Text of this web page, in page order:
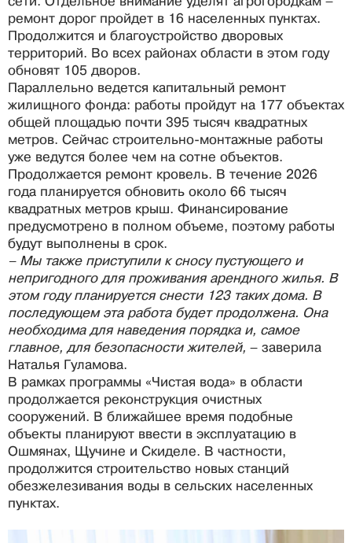
ремонт дорог пройдет в 16 населенных пунктах.
Продолжится и благоустройство дворовых
территорий. Во всех районах области в этом году
обновят 105 дворов.
Параллельно ведется капитальный ремонт
жилищного фонда: работы пройдут на 177 объектах
общей площадью почти 395 тысяч квадратных
метров. Сейчас строительно-монтажные работы
уже ведутся более чем на сотне объектов.
Продолжается ремонт кровель. В течение 2026
года планируется обновить около 66 тысяч
квадратных метров крыш. Финансирование
предусмотрено в полном объеме, поэтому работы
будут выполнены в срок.
– Мы также приступили к сносу пустующего и
непригодного для проживания арендного жилья. В
этом году планируется снести 123 таких дома. В
последующем эта работа будет продолжена. Она
необходима для наведения порядка и, самое
главное, для безопасности жителей, – заверила
Наталья Гуламова.
В рамках программы «Чистая вода» в области
продолжается реконструкция очистных
сооружений. В ближайшее время подобные
объекты планируют ввести в эксплуатацию в
Ошмянах, Щучине и Скиделе. В частности,
продолжится строительство новых станций
обезжелезивания воды в сельских населенных
пунктах.